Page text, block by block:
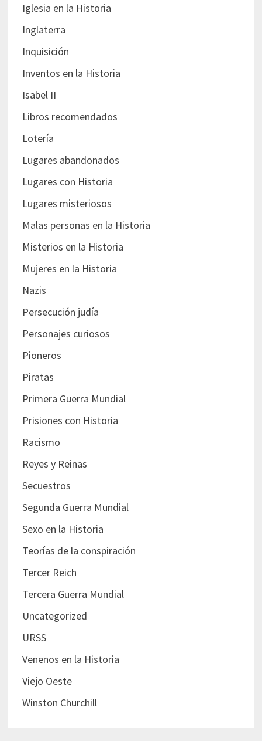
Iglesia en la Historia
Inglaterra
Inquisición
Inventos en la Historia
Isabel II
Libros recomendados
Lotería
Lugares abandonados
Lugares con Historia
Lugares misteriosos
Malas personas en la Historia
Misterios en la Historia
Mujeres en la Historia
Nazis
Persecución judía
Personajes curiosos
Pioneros
Piratas
Primera Guerra Mundial
Prisiones con Historia
Racismo
Reyes y Reinas
Secuestros
Segunda Guerra Mundial
Sexo en la Historia
Teorías de la conspiración
Tercer Reich
Tercera Guerra Mundial
Uncategorized
URSS
Venenos en la Historia
Viejo Oeste
Winston Churchill